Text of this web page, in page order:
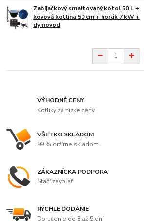
Zabíjačkový smaltovaný kotol 50 L +
kovová kotlina 50 cm + horák 7 kW +
dymovod
VÝHODNÉ CENY
Kotlíky za nízke ceny
VŠETKO SKLADOM
99 % držíme skladom
ZÁKAZNÍCKA PODPORA
Stačí zavolať
RÝCHLE DODANIE
Doručenie do 3 až 5 dní